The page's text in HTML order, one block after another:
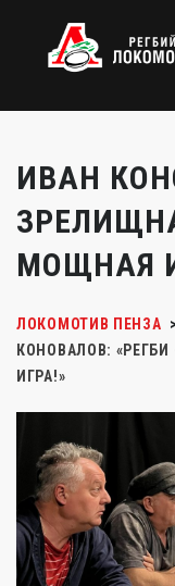
ИВАН
МОЩНАЯ
ЛОКОМОТИВ ПЕНЗА >
КОНОВАЛОВ:
ИГРА!»